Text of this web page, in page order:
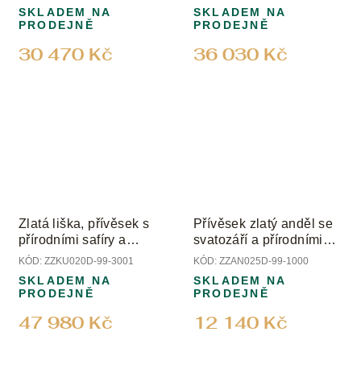
30 470 Kč
SKLADEM NA
PRODEJNĚ
36 030 Kč
SKLADEM NA
PRODEJNĚ
Zlatá liška, přívěsek s
přírodními safíry a
diamanty
KÓD: ZZKU020D-99-3001
47 980 Kč
SKLADEM NA
PRODEJNĚ
Přívěsek zlatý anděl se
svatozáří a přírodními
diamanty
KÓD: ZZAN025D-99-1000
12 140 Kč
SKLADEM NA
PRODEJNĚ